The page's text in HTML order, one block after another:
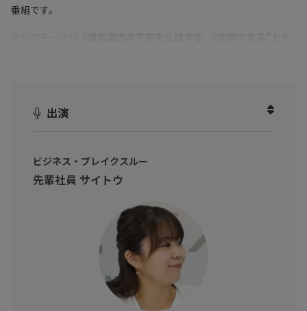
番組です。
侵入を100%防ぐことが困難な今、責任者に求められるのは防御の
明できる能力です。
本編では、ダークウェブ調査サービス「InterSafe Darkweb Moni
・「漏れているか分からない」状態が、なぜ経営判断を麻痺させ
・流出情報が集まる「ダークウェブ」を監視し、漏洩の兆候を早
・情報の特定から対策案の提示までをレポート化し、説明責任を
出演
ビジネス・ブレイクスルー
先輩社員 サイトウ